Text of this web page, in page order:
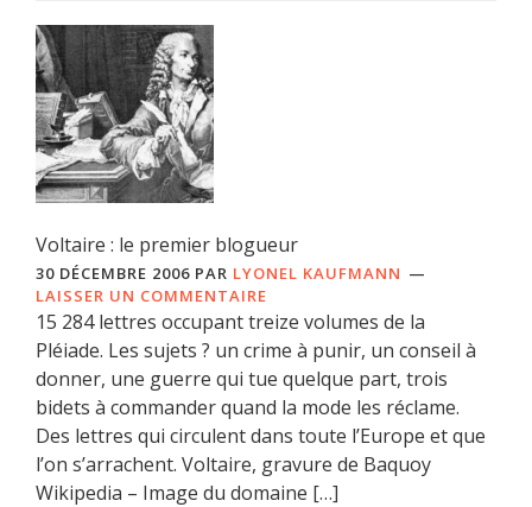
Voltaire : le premier blogueur
30 DÉCEMBRE 2006 PAR LYONEL KAUFMANN
LAISSER UN COMMENTAIRE
15 284 lettres occupant treize volumes de la
Pléiade. Les sujets ? un crime à punir, un conseil à
donner, une guerre qui tue quelque part, trois
bidets à commander quand la mode les réclame.
Des lettres qui circulent dans toute l’Europe et que
l’on s’arrachent. Voltaire, gravure de Baquoy
Wikipedia – Image du domaine […]